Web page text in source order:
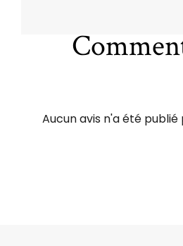
Aucun avis n'a été